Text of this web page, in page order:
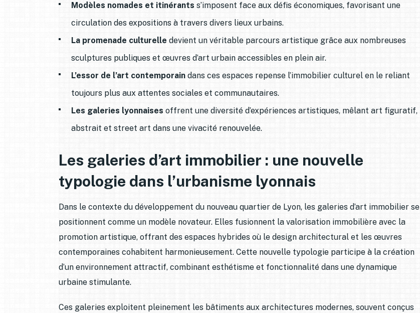
Modèles nomades et itinérants s’imposent face aux défis économiques, favorisant une
circulation des expositions à travers divers lieux urbains.
La promenade culturelle devient un véritable parcours artistique grâce aux nombreuses
sculptures publiques et œuvres d’art urbain accessibles en plein air.
L’essor de l’art contemporain dans ces espaces repense l’immobilier culturel en le reliant
toujours plus aux attentes sociales et communautaires.
Les galeries lyonnaises offrent une diversité d’expériences artistiques, mêlant art figuratif,
abstrait et street art dans une vivacité renouvelée.
Les galeries d’art immobilier : une nouvelle
typologie dans l’urbanisme lyonnais
Dans le contexte du développement du nouveau quartier de Lyon, les galeries d’art immobilier se
positionnent comme un modèle novateur. Elles fusionnent la valorisation immobilière avec la
promotion artistique, offrant des espaces hybrides où le design architectural et les œuvres
contemporaines cohabitent harmonieusement. Cette nouvelle typologie participe à la création
d’un environnement attractif, combinant esthétisme et fonctionnalité dans une dynamique
urbaine stimulante.
Ces galeries exploitent pleinement les bâtiments aux architectures modernes, souvent conçus